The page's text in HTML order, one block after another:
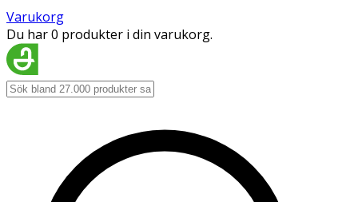
Varukorg
Du har 0 produkter i din varukorg.